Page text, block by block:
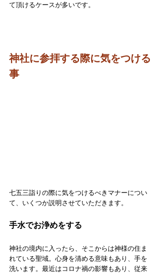
て頂けるケースが多いです。
神社に参拝する際に気をつける
事
七五三詣りの際に気をつけるべきマナーについ
て、いくつか説明させていただきます。
手水でお浄めをする
神社の境内に入ったら、そこからは神様の住ま
れている聖域。心身を清める意味もあり、手を
洗います。最近はコロナ禍の影響もあり、従来